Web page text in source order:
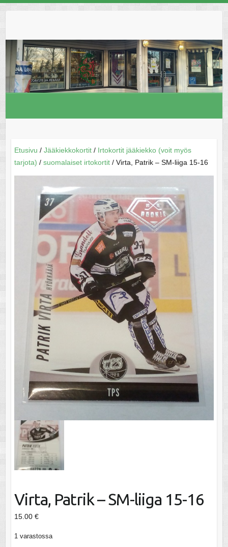
Etusivu / Jääkiekkokortit/ Irtokortit jääkiekko (voit myös
tarjota) / suomalaiset irtokortit/ Virta, Patrik – SM-liiga 15-16
Virta, Patrik – SM-liiga 15-16
15.00 €
1 varastossa